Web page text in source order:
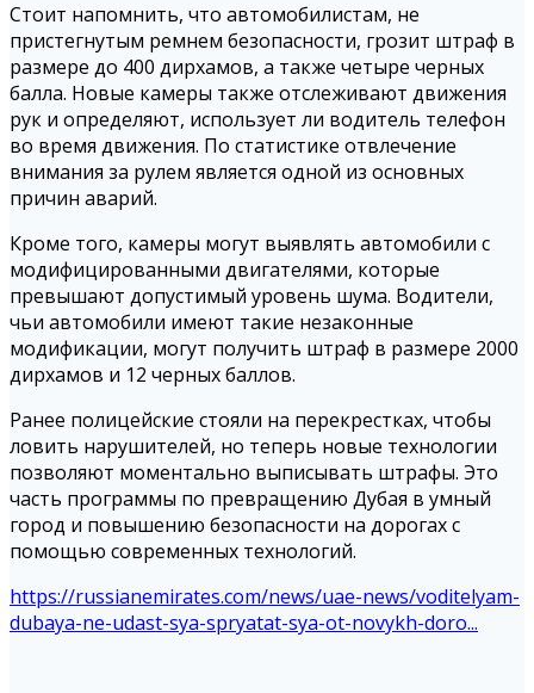
Стоит напомнить, что автомобилистам, не
пристегнутым ремнем безопасности, грозит штраф в
размере до 400 дирхамов, а также четыре черных
балла. Новые камеры также отслеживают движения
рук и определяют, использует ли водитель телефон
во время движения. По статистике отвлечение
внимания за рулем является одной из основных
причин аварий.
Кроме того, камеры могут выявлять автомобили с
модифицированными двигателями, которые
превышают допустимый уровень шума. Водители,
чьи автомобили имеют такие незаконные
модификации, могут получить штраф в размере 2000
дирхамов и 12 черных баллов.
Ранее полицейские стояли на перекрестках, чтобы
ловить нарушителей, но теперь новые технологии
позволяют моментально выписывать штрафы. Это
часть программы по превращению Дубая в умный
город и повышению безопасности на дорогах с
помощью современных технологий.
https://russianemirates.com/news/uae-news/voditelyam-
dubaya-ne-udast-sya-spryatat-sya-ot-novykh-doro...